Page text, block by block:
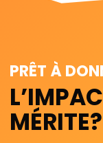
PRÊT À
MÉRITE?